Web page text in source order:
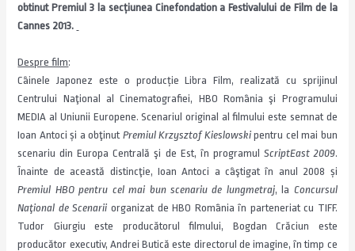
obtinut Premiul 3 la secțiunea Cinefondation a Festivalului de Film de la
Cannes 2013.
Despre film:
Câinele Japonez
este o producție Libra Film, realizată cu sprijinul
Centrului Naţional al Cinematografiei, HBO România şi Programului
MEDIA al Uniunii Europene.Scenariul original al filmului este semnat de
Ioan Antoci și a obţinut Premiul Krzysztof Kieslowskipentru cel mai bun
scenariu din Europa Centrală şi de Est, în programul ScriptEast 2009.
Înainte de această distincţie, Ioan Antoci a câştigat în anul 2008 și
Premiul HBO pentru cel mai bun scenariu de lungmetraj, la Concursul
Naţional de Scenarii organizat de HBO România în parteneriat cu TIFF.
Tudor Giurgiu este producătorul filmului, Bogdan Crăciun este
producător executiv, Andrei Butică este directorul de imagine, în timp ce